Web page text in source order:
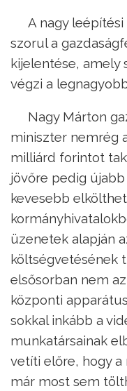
A nagy
szorul a
kijelentése, amely
végzi a
Nagy Márton
miniszter nemrég
milliárd forintot
jövőre pedig
kevesebb
üzenetek alapján
költségvetésének
elsősorban nem
központi
sokkal inkább a
munkatársainak
vetíti előre, hogy
már most sem